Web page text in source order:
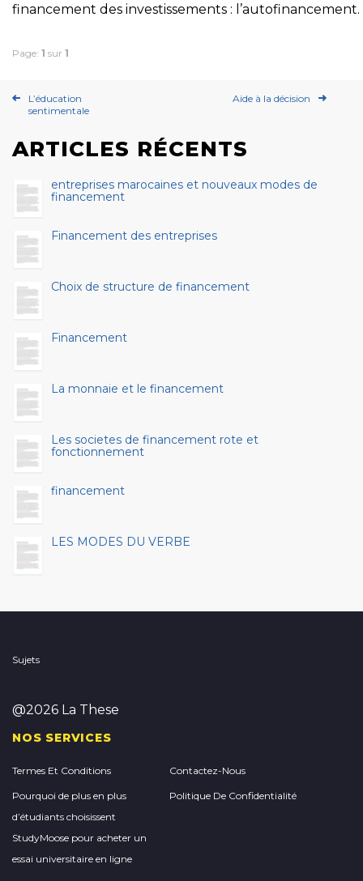
financement des investissements : l’autofinancement.
Page: 1 sur 1
L’éducation
sentimentale
Aide à la décision
ARTICLES RÉCENTS
entreprises marocaines et nouveaux modes de
financement
Financement des entreprises
Choix de structure de financement
Financement
La monnaie et le financement
Les societes de financement rote et
fonctionnement
financement
LES MODES DU VERBE
Sujets
@2026 La These
NOS SERVICES
Termes Et Conditions Contactez-Nous
Pourquoi de plus en plus
d’étudiants choisissent
StudyMoose pour acheter un
essai universitaire en ligne
Politique De Confidentialité